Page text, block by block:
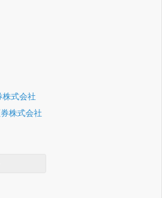
株式会社
株式会社